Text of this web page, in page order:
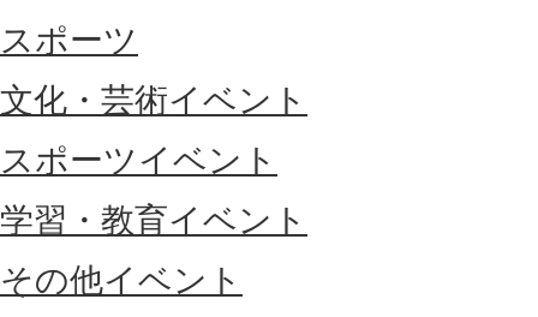
スポーツ
文化・芸術イベント
スポーツイベント
学習・教育イベント
その他イベント